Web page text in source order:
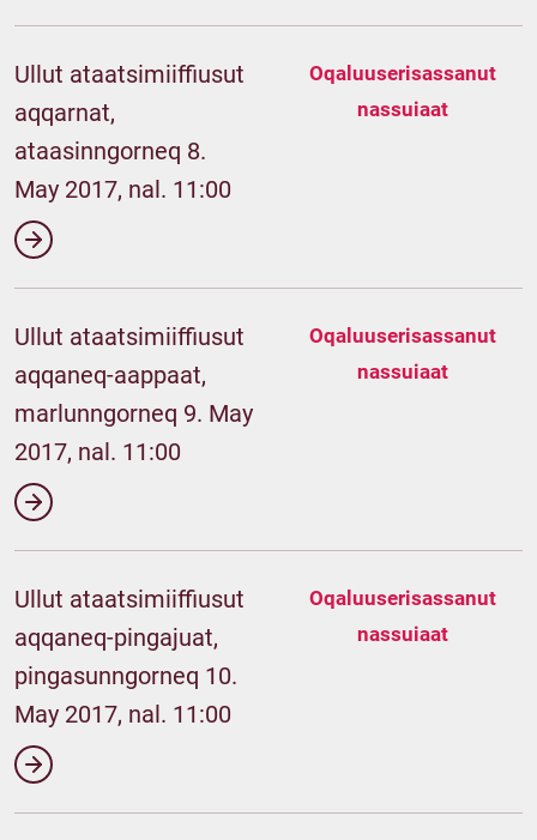
Ullut ataatsimiiffiusut
aqqarnat,
ataasinngorneq 8.
May 2017, nal. 11:00
Oqaluuserisassanut
nassuiaat
Ullut ataatsimiiffiusut
aqqaneq-aappaat,
marlunngorneq 9. May
2017, nal. 11:00
Oqaluuserisassanut
nassuiaat
Ullut ataatsimiiffiusut
aqqaneq-pingajuat,
pingasunngorneq 10.
May 2017, nal. 11:00
Oqaluuserisassanut
nassuiaat